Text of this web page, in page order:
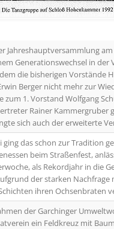
Jahreshauptversammlung
Generationswechsel in der
die bisherigen Vorstände
Berger nicht mehr zur
zum 1. Vorstand Wolfgang
Rainer Kammergruber
sich auch der erweiterte
ging das schon zur Tradition
beim Straßenfest,
als Rekordjahr in die
der starken Nachfrage
ihren Ochsenbraten
der Garchinger
ein Feldkreuz mit